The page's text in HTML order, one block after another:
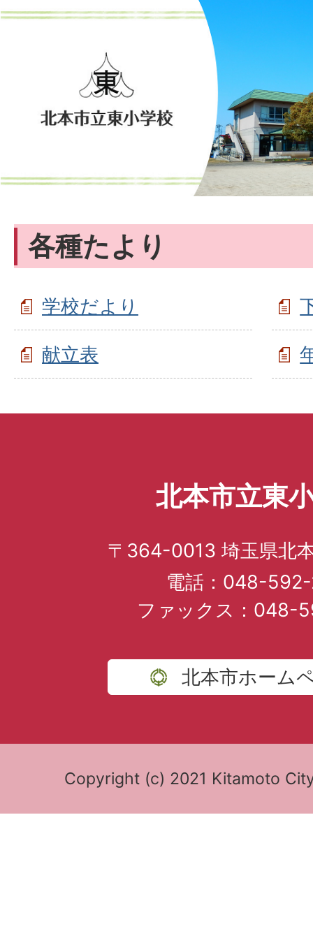
各種たより
学校だより
献立表
北本市立東
〒364-0013 埼玉県北
電話：048-
ファックス：048-
北本市ホーム
Copyright (c) 2021 Kitamoto